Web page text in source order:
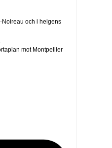
Noireau och i helgens
mot Montpellier